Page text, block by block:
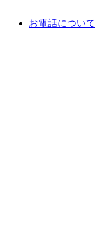
お電話について